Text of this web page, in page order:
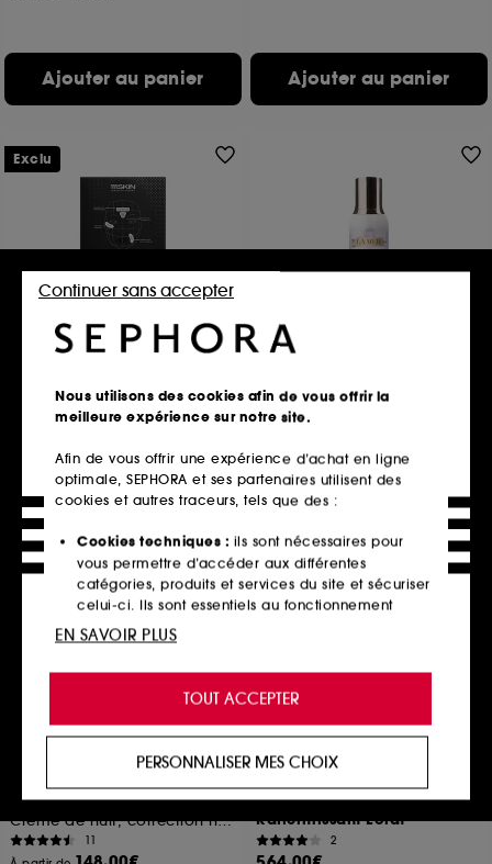
Ajouter au panier Ajouter au panier
111SKIN
Wrinkle Erasing Retinol
1
182,00€
Ajouter au panier
Exclu
LA MER
La Brume Revitalisante
132,00€
Ajouter au panier
Recharge Dior Capture
Crème Nuit
Crème de nuit, correction rides et fermeté
11
111SKIN
Black Diamond Serum –
Sérum Liftant &
Raffermissant Éclat
2
Exclu
Nous utilisons des cookies afin de vous offrir la
meilleure expérience sur notre site.
Afin de vous offrir une expérience d’achat en ligne
optimale, SEPHORA et ses partenaires utilisent des
cookies et autres traceurs, tels que des :
Cookies techniques : ils sont nécessaires pour
vous permettre d’accéder aux différentes
catégories, produits et services du site et sécuriser
celui-ci. Ils sont essentiels au fonctionnement
technique du site et ne peuvent être désactivés.
de vous offrir une expérience enrichie et
personnalisée en vous recommandant des
produits, des services et des contenus qui
proposer des offres promotionnelles adaptées à
votre profil.
Cookies réseaux sociaux et publicité :
utilisés pour vous présenter du contenu susceptible
TOUT ACCEPTER
Continuer sans accepter
PERSONNALISER MES CHOIX
EN SAVOIR PLUS